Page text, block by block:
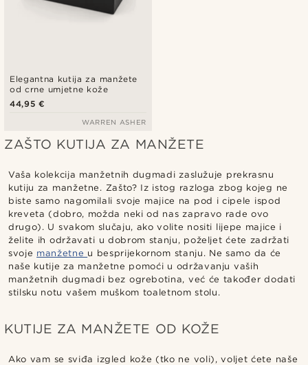
Elegantna kutija za manžete
od crne umjetne kože
44,95 €
WARREN ASHER
ZAŠTO KUTIJA ZA MANŽETE
Vaša kolekcija manžetnih dugmadi zaslužuje prekrasnu
kutiju za manžetne. Zašto? Iz istog razloga zbog kojeg ne
biste samo nagomilali svoje majice na pod i cipele ispod
kreveta (dobro, možda neki od nas zapravo rade ovo
drugo). U svakom slučaju, ako volite nositi lijepe majice i
želite ih održavati u dobrom stanju, poželjet ćete zadržati
svoje manžetne u besprijekornom stanju. Ne samo da će
naše kutije za manžetne pomoći u održavanju vaših
manžetnih dugmadi bez ogrebotina, već će također dodati
stilsku notu vašem muškom toaletnom stolu.
KUTIJE ZA MANŽETE OD KOŽE
Ako vam se sviđa izgled kože (tko ne voli), voljet ćete naše